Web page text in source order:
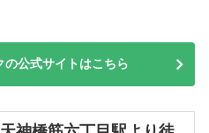
の公式サイトはこちら